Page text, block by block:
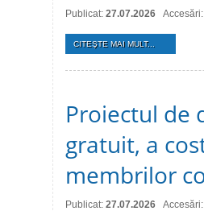
Publicat: 27.07.2026
CITEŞTE MAI MULT...
Proiectul de
gratuit, a
membrilor
Publicat: 27.07.2026